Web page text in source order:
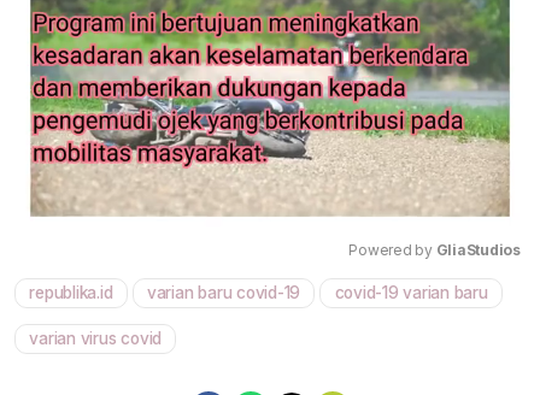
Mute
Powered by GliaStudios
republika.id varian baru covid-19 covid-19 varian baru
varian virus covid